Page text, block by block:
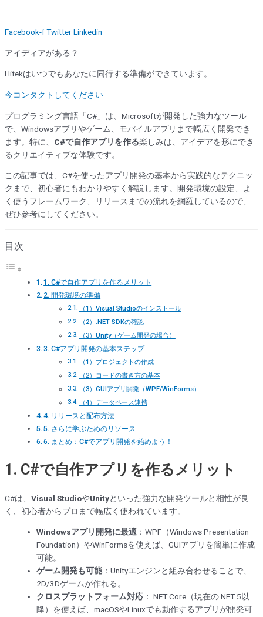
Facebook-fTwitterLinkedin
アイディアがある？
Hitekはいつでもあなたに同行する準備ができています。
今コンタクトしてください
プログラミング言語「C#」は、Microsoftが開発した強力なツール
で、Windowsアプリやゲーム、モバイルアプリまで幅広く開発でき
ます。特に、 C#で自作アプリを作る楽しみは、アイデアを形にでき
るクリエイティブな体験です。
この記事では、C#を使ったアプリ開発の基本から実践的なテクニッ
クまで、初心者にもわかりやすく解説します。開発環境の設定、よ
く使うフレームワーク、リリースまでの流れを網羅しているので、
ぜひ参考にしてください。
目次
1. C#で自作アプリを作るメリット
2. 開発環境の準備
（1）Visual Studioのインストール
（2）.NET SDKの確認
（3）Unity（ゲーム開発の場合）
3. C#アプリ開発の基本ステップ
（1）プロジェクトの作成
（2）コードの書き方の基本
（3）GUIアプリ開発（WPF/WinForms）
（4）データベース連携
4. リリースと配布方法
5. さらに学ぶためのリソース
6. まとめ：C#でアプリ開発を始めよう！
1. C#で自作アプリを作るメリット
C#は、 Visual StudioやUnityといった強力な開発ツールと相性が良
く、初心者からプロまで幅広く使われています。
Windowsアプリ開発に最適：WPF（Windows Presentation
Foundation）やWinFormsを使えば、GUIアプリを簡単に作成
可能。
ゲーム開発も可能：Unityエンジンと組み合わせることで、
2D/3Dゲームが作れる。
クロスプラットフォーム対応：.NET Core（現在の.NET 5以
降）を使えば、macOSやLinuxでも動作するアプリが開発可